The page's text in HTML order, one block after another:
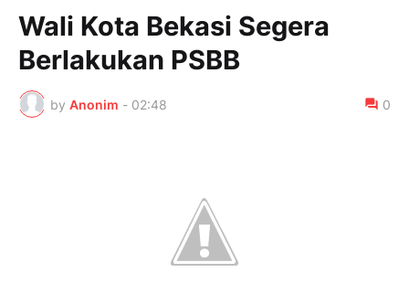
Wali Kota Bekasi Segera
Berlakukan PSBB
by Anonim - 02:48 0